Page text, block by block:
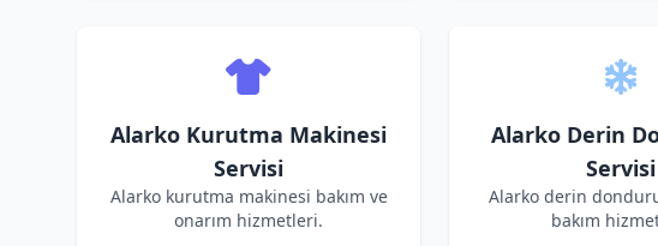
Alarko Kurutma Makinesi
Servisi
Alarko kurutma makinesi bakım ve
onarım hizmetleri.
Alarko Derin
Servisi
Alarko derin
bakım